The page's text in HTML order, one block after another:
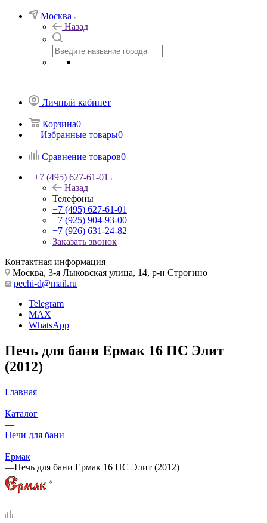
Москва
Назад
Личный кабинет
Корзина0
Избранные товары0
Сравнение товаров0
+7 (495) 627-61-01
Назад
Телефоны
+7 (495) 627-61-01
+7 (925) 904-93-00
+7 (926) 631-24-82
Заказать звонок
Контактная информация
Москва, 3-я Лыковская улица, 14, р-н Строгино
pechi-d@mail.ru
Telegram
MAX
WhatsApp
Печь для бани Ермак 16 ПС Элит
(2012)
Главная
—
Каталог
—
Печи для бани
—
Ермак
—Печь для бани Ермак 16 ПС Элит (2012)